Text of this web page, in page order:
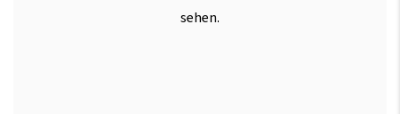
sehen.